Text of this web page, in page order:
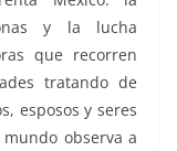
y la lucha
que recorren
tratando de
esposos y seres
observa a